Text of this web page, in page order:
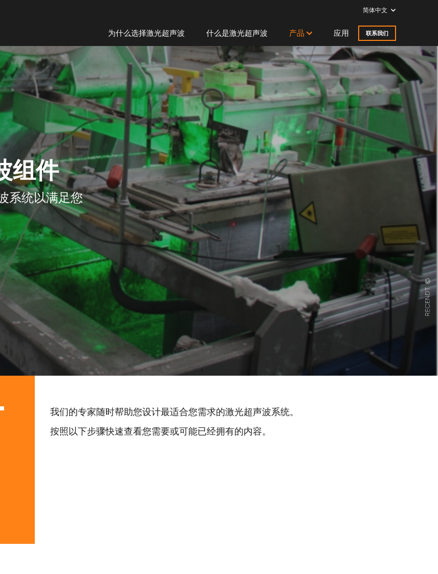
简体中文
为什么选择激光超声波 什么是激光超声波 产品 应用 联系我们
组件
系统以满足您
我们的专家随时帮助您设计最适合您需求的激光超声波系统。
按照以下步骤快速查看您需要或可能已经拥有的内容。